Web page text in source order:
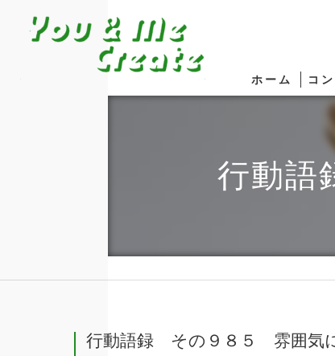
ホーム コ
行動
行動語録 その９８５ 雰囲気